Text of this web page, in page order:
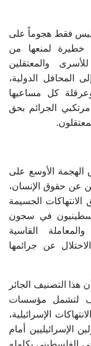
فقط هجوماً على
لمنعها من
والمعتقلين
المحافل الدولية،
كل مساعيها
الجرائم بحق
.
الأوسع على
عن حقوق الإنسان،
الجسيمة
في سجون
القاسية
عن جرائمها
التصنيف الجائر
لتشمل مؤسسات
الإسرائيلية،
أمام
بكامله